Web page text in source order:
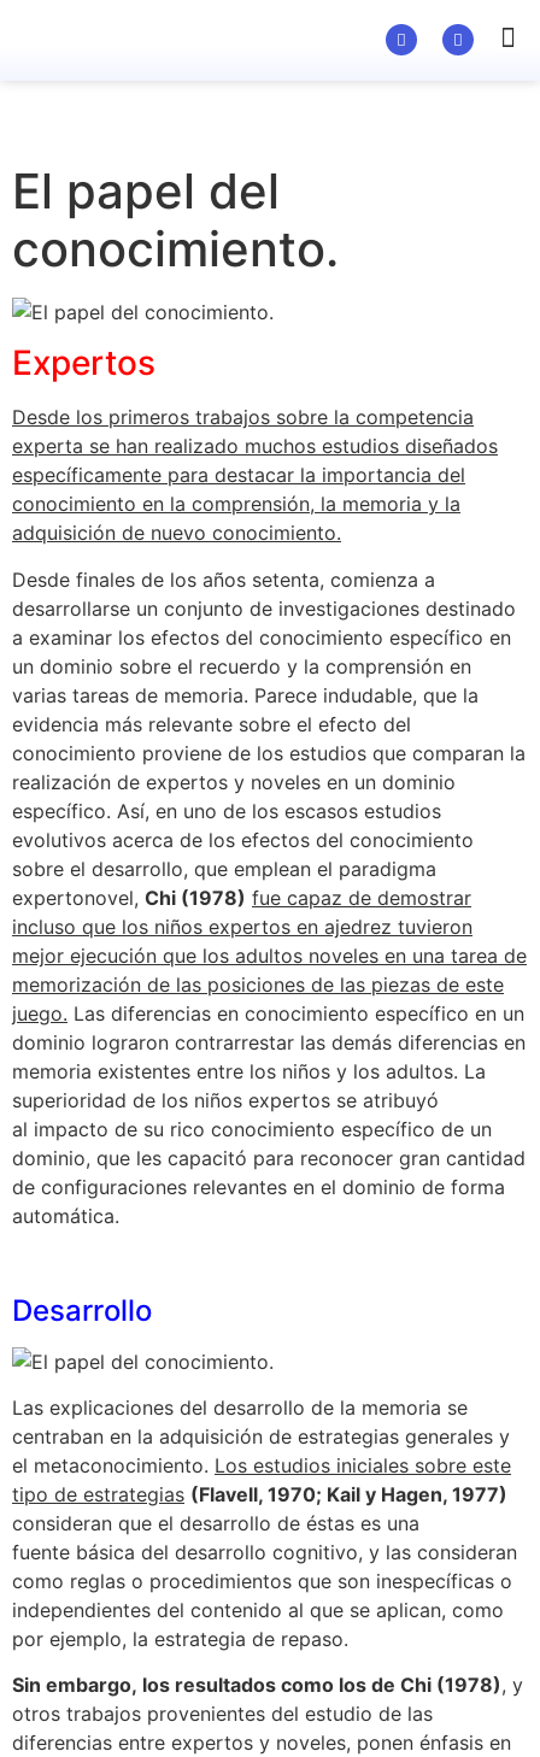
El papel del
conocimiento.
Expertos
Desde los primeros trabajos sobre la competencia
experta se han realizado muchos estudios diseñados
específicamente para destacar la importancia del
conocimiento en la comprensión, la memoria y la
adquisición de nuevo conocimiento.
Desde finales de los años setenta, comienza a
desarrollarse un conjunto de investigaciones destinado
a examinar los efectos del conocimiento específico en
un dominio sobre el recuerdo y la comprensión en
varias tareas de memoria. Parece indudable, que la
evidencia más relevante sobre el efecto del
conocimiento proviene de los estudios que comparan la
realización de expertos y noveles en un dominio
específico. Así, en uno de los escasos estudios
evolutivos acerca de los efectos del conocimiento
sobre el desarrollo, que emplean el paradigma
expertonovel, Chi (1978) fue capaz de demostrar
incluso que los niños expertos en ajedrez tuvieron
mejor ejecución que los adultos noveles en una tarea de
memorización de las posiciones de las piezas de este
juego. Las diferencias en conocimiento específico en un
dominio lograron contrarrestar las demás diferencias en
memoria existentes entre los niños y los adultos. La
superioridad de los niños expertos se atribuyó
al impacto de su rico conocimiento específico de un
dominio, que les capacitó para reconocer gran cantidad
de configuraciones relevantes en el dominio de forma
automática.
Desarrollo
Las explicaciones del desarrollo de la memoria se
centraban en la adquisición de estrategias generales y
el metaconocimiento. Los estudios iniciales sobre este
tipo de estrategias (Flavell, 1970; Kail y Hagen, 1977)
consideran que el desarrollo de éstas es una
fuente básica del desarrollo cognitivo, y las consideran
como reglas o procedimientos que son inespecíficas o
independientes del contenido al que se aplican, como
por ejemplo, la estrategia de repaso.
Sin embargo, los resultados como los de Chi (1978), y
otros trabajos provenientes del estudio de las
diferencias entre expertos y noveles, ponen énfasis en